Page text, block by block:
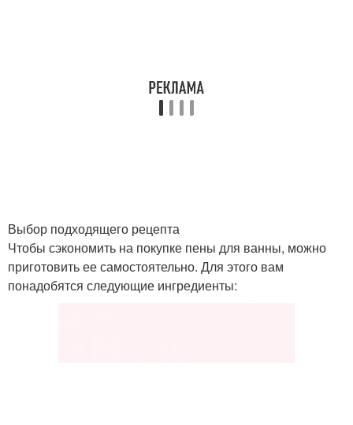
Выбор подходящего рецепта
Чтобы сэкономить на покупке пены для ванны, можно
приготовить ее самостоятельно. Для этого вам
понадобятся следующие ингредиенты: